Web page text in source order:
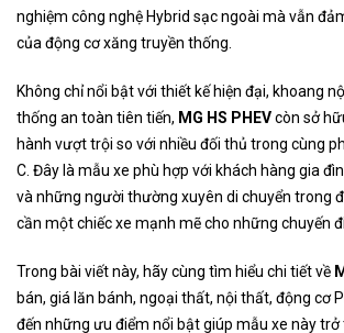
nghiệm công nghệ Hybrid sạc ngoài mà vẫn
của động cơ xăng truyền thống.
Không chỉ nổi bật với thiết kế hiện đại, khoang
thống an toàn tiên tiến, MG HS PHEVcòn sở
hành vượt trội so với nhiều đối thủ trong cùng
C. Đây là mẫu xe phù hợp với khách hàng gia
và những người thường xuyên di chuyển trong
cần một chiếc xe mạnh mẽ cho những chuyến đi
Trong bài viết này, hãy cùng tìm hiểu chi tiết về
bán, giá lăn bánh, ngoại thất, nội thất, động cơ
đến những ưu điểm nổi bật giúp mẫu xe này